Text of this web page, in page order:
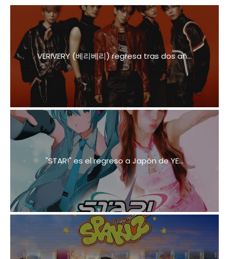
VERIVERY (베리베리) regresa tras dos añ...
"STAR!" es el regreso a Japón de YE...